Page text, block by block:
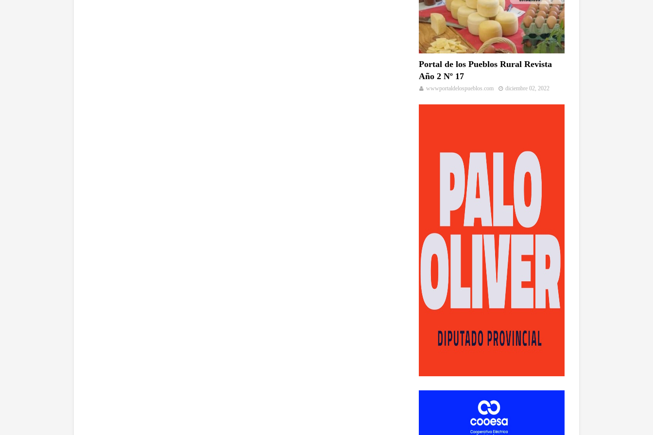
Portal de los Pueblos Rural Revista
Año 2 Nº 17
wwwportaldelospueblos.com diciembre 02, 2022